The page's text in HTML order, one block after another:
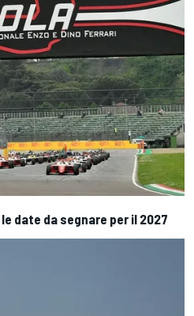
date da segnare per il 2027